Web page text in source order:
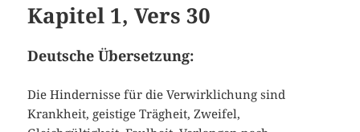
Kapitel 1, Vers 30
Deutsche Übersetzung:
Die Hindernisse für die Verwirklichung sind
Krankheit, geistige Trägheit, Zweifel,